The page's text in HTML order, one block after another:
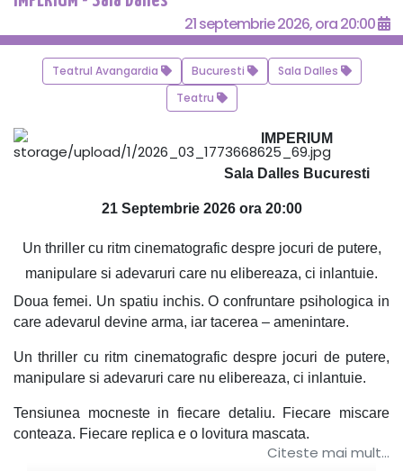
21 septembrie 2026, ora 20:00
Teatrul Avangardia Bucuresti
Sala Dalles
Teatru
IMPERIUM
Sala Dalles Bucuresti
21 Septembrie 2026 ora 20:00
Un thriller cu ritm cinematografic despre jocuri de putere,
manipulare si adevaruri care nu elibereaza, ci inlantuie.
Doua femei. Un spatiu inchis. O confruntare psihologica in
care adevarul devine arma, iar tacerea – amenintare.
Un thriller cu ritm cinematografic despre jocuri de putere,
manipulare si adevaruri care nu elibereaza, ci inlantuie.
Tensiunea mocneste in fiecare detaliu. Fiecare miscare
conteaza. Fiecare replica e o lovitura mascata.
Citeste mai mult...